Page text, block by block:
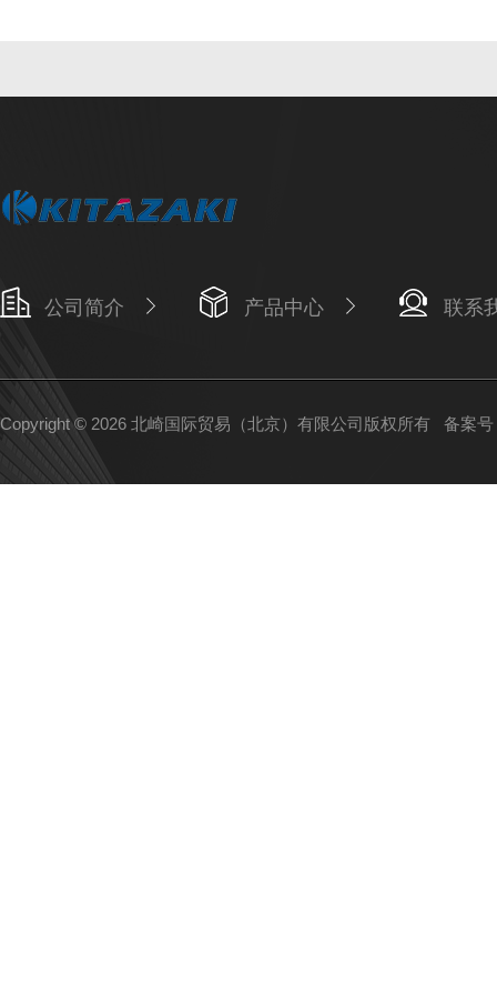
公司简介 产品中心 联系
Copyright © 2026 北崎国际贸易（北京）有限公司版权所有 备案号